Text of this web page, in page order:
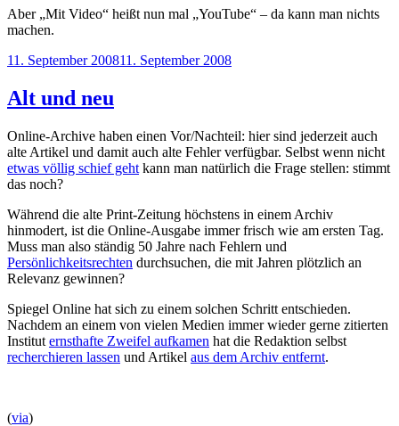
Aber „Mit Video“ heißt nun mal „YouTube“ – da kann man nichts
machen.
Veröffentlicht
11. September 200811. September 2008
Alt und neu
Online-Archive haben einen Vor/Nachteil: hier sind jederzeit auch
alte Artikel und damit auch alte Fehler verfügbar. Selbst wenn nicht
etwas völlig schief geht kann man natürlich die Frage stellen: stimmt
das noch?
Während die alte Print-Zeitung höchstens in einem Archiv
hinmodert, ist die Online-Ausgabe immer frisch wie am ersten Tag.
Muss man also ständig 50 Jahre nach Fehlern und
Persönlichkeitsrechten durchsuchen, die mit Jahren plötzlich an
Relevanz gewinnen?
Spiegel Online hat sich zu einem solchen Schritt entschieden.
Nachdem an einem von vielen Medien immer wieder gerne zitierten
Institut ernsthafte Zweifel aufkamen hat die Redaktion selbst
recherchieren lassen und Artikel aus dem Archiv entfernt.
(via)